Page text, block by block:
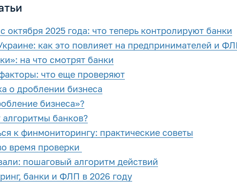
октября 2025 года: что теперь контролируют банки
как это повлияет на предпринимателей и
на что смотрят банки
что еще проверяют
о дроблении бизнеса
бизнеса»?
банков?
к финмониторингу: практические советы
время проверки
пошаговый алгоритм действий
банки и ФЛП в 2026 году